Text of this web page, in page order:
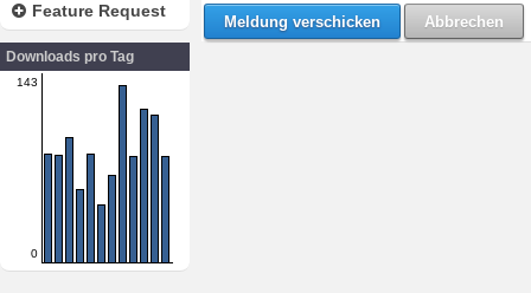
Feature Request
Downloads pro Tag
143
0